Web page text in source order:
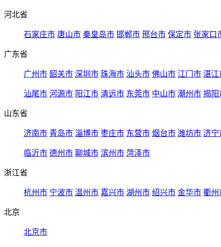
河北省
石家庄市 唐山市 秦皇岛市 邯郸市 邢台市 保定市 张家口
广东省
广州市 韶关市 深圳市 珠海市 汕头市 佛山市 江门市 湛江
汕尾市 河源市 阳江市 清远市 东莞市 中山市 潮州市 揭阳
山东省
济南市 青岛市 淄博市 枣庄市 东营市 烟台市 潍坊市 济宁
临沂市 德州市 聊城市 滨州市 菏泽市
浙江省
杭州市 宁波市 温州市 嘉兴市 湖州市 绍兴市 金华市 衢州
北京
北京市